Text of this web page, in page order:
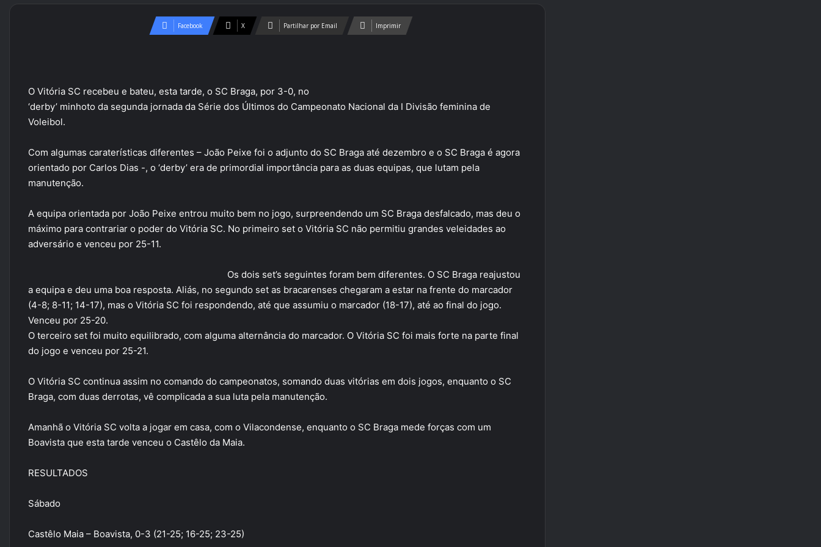
Facebook X Partilhar por Email Imprimir
O Vitória SC recebeu e bateu, esta tarde, o SC Braga, por 3-0, no
‘derby’ minhoto da segunda jornada da Série dos Últimos do Campeonato Nacional da I Divisão feminina de
Voleibol.
Com algumas caraterísticas diferentes – João Peixe foi o adjunto do SC Braga até dezembro e o SC Braga é agora
orientado por Carlos Dias -, o ‘derby’ era de primordial importância para as duas equipas, que lutam pela
manutenção.
A equipa orientada por João Peixe entrou muito bem no jogo, surpreendendo um SC Braga desfalcado, mas deu o
máximo para contrariar o poder do Vitória SC. No primeiro set o Vitória SC não permitiu grandes veleidades ao
adversário e venceu por 25-11.
Os dois set’s seguintes foram bem diferentes. O SC Braga reajustou
a equipa e deu uma boa resposta. Aliás, no segundo set as bracarenses chegaram a estar na frente do marcador
(4-8; 8-11; 14-17), mas o Vitória SC foi respondendo, até que assumiu o marcador (18-17), até ao final do jogo.
Venceu por 25-20.
O terceiro set foi muito equilibrado, com alguma alternância do marcador. O Vitória SC foi mais forte na parte final
do jogo e venceu por 25-21.
O Vitória SC continua assim no comando do campeonatos, somando duas vitórias em dois jogos, enquanto o SC
Braga, com duas derrotas, vê complicada a sua luta pela manutenção.
Amanhã o Vitória SC volta a jogar em casa, com o Vilacondense, enquanto o SC Braga mede forças com um
Boavista que esta tarde venceu o Castêlo da Maia.
RESULTADOS
Sábado
Castêlo Maia – Boavista, 0-3 (21-25; 16-25; 23-25)